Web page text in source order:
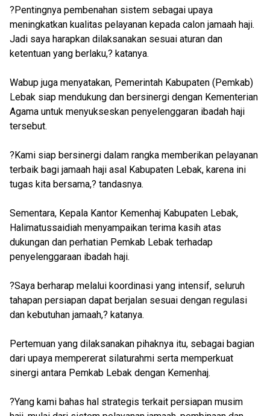
?Pentingnya pembenahan sistem sebagai upaya
meningkatkan kualitas pelayanan kepada calon jamaah haji.
Jadi saya harapkan dilaksanakan sesuai aturan dan
ketentuan yang berlaku,? katanya.
Wabup juga menyatakan, Pemerintah Kabupaten (Pemkab)
Lebak siap mendukung dan bersinergi dengan Kementerian
Agama untuk menyukseskan penyelenggaran ibadah haji
tersebut.
?Kami siap bersinergi dalam rangka memberikan pelayanan
terbaik bagi jamaah haji asal Kabupaten Lebak, karena ini
tugas kita bersama,? tandasnya.
Sementara, Kepala Kantor Kemenhaj Kabupaten Lebak,
Halimatussaidiah menyampaikan terima kasih atas
dukungan dan perhatian Pemkab Lebak terhadap
penyelenggaraan ibadah haji.
?Saya berharap melalui koordinasi yang intensif, seluruh
tahapan persiapan dapat berjalan sesuai dengan regulasi
dan kebutuhan jamaah,? katanya.
Pertemuan yang dilaksanakan pihaknya itu, sebagai bagian
dari upaya mempererat silaturahmi serta memperkuat
sinergi antara Pemkab Lebak dengan Kemenhaj.
?Yang kami bahas hal strategis terkait persiapan musim